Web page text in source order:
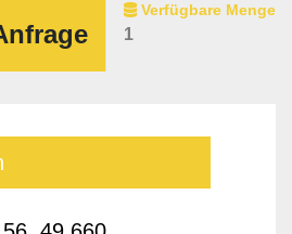
Verfügbare Menge
1